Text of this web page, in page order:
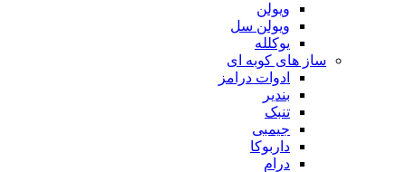
ویولن
ویولن سل
یوکلله
ساز های کوبه ای
ادوات درامز
بندیر
تنبک
جیمبی
داربوکا
درام